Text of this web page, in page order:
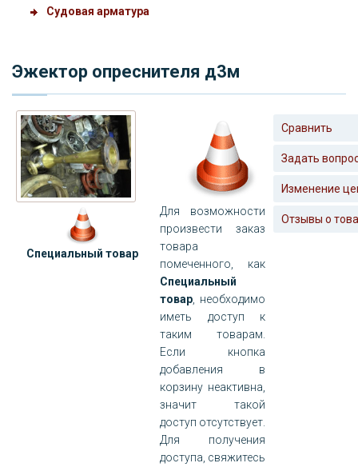
Судовая арматура
Эжектор опреснителя д3м
Специальный товар
Для возможности
произвести заказ
товара
помеченного, как
Специальный
товар , необходимо
иметь доступ к
таким товарам.
Если кнопка
добавления в
корзину неактивна,
значит такой
доступ отсутствует.
Для получения
доступа, свяжитесь
Сравнить
Задать
Изменение
Отзывы о